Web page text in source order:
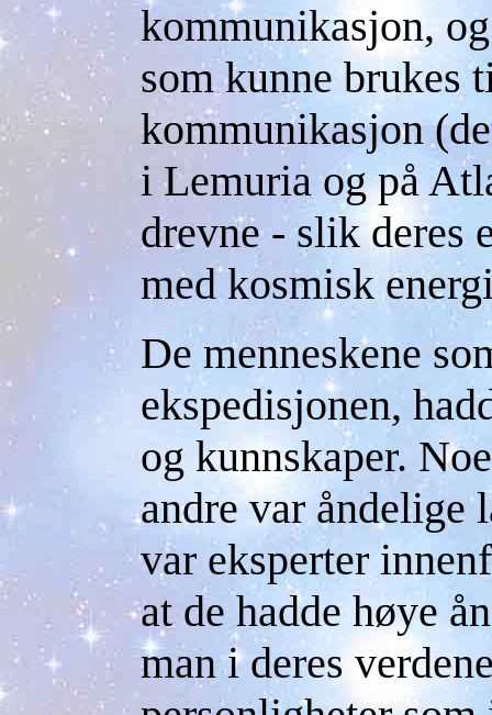
kommunikasjon,
som kunne brukes
kommunikasjon
i Lemuria og på
drevne - slik deres
med kosmisk
De menneskene
ekspedisjonen,
og kunnskaper.
andre var åndelige
var eksperter
at de hadde høye
man i deres